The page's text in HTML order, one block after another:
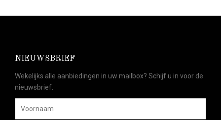
NIEUWSBRIEF
Wekelijks alle aanbiedingen in uw mailbox? Schijf u in voor de
nieuwsbrief.